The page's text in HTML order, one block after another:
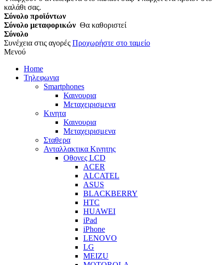
καλάθι σας.
Σύνολο προϊόντων
Σύνολο μεταφορικών Θα καθοριστεί
Σύνολο
Συνέχεια στις αγορές Προχωρήστε στο ταμείο
Μενού
Home
Τηλεφωνια
Smartphones
Καινουρια
Μεταχειρισμενα
Κινητα
Καινουρια
Μεταχειρισμενα
Σταθερα
Ανταλλακτικα Κινητης
Οθονες LCD
ACER
ALCATEL
ASUS
BLACKBERRY
HTC
HUAWEI
iPad
iPhone
LENOVO
LG
MEIZU